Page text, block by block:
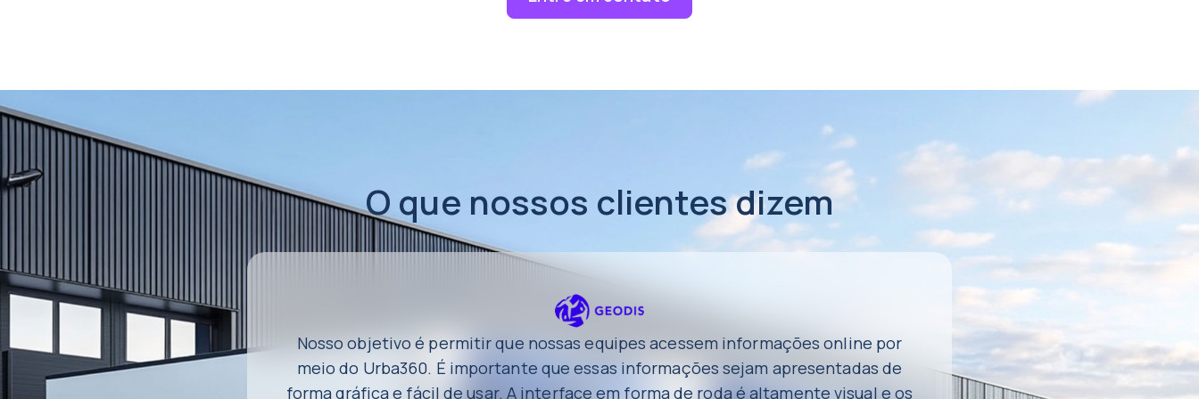
O que nossos clientes dizem
Nosso objetivo é permitir que nossas equipes acessem informações online por
meio do Urba360. É importante que essas informações sejam apresentadas de
forma gráfica e fácil de usar. A interface em forma de roda é altamente visual e os